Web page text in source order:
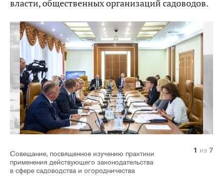
власти, общественных организаций садоводов.
Совещание, посвященное изучению практики
применения действующего законодательства
в сфере садоводства и огородничества
1 из 7
2 из 7
3 из 7
4 из 7
5 из 7
6 из 7
7 из 7